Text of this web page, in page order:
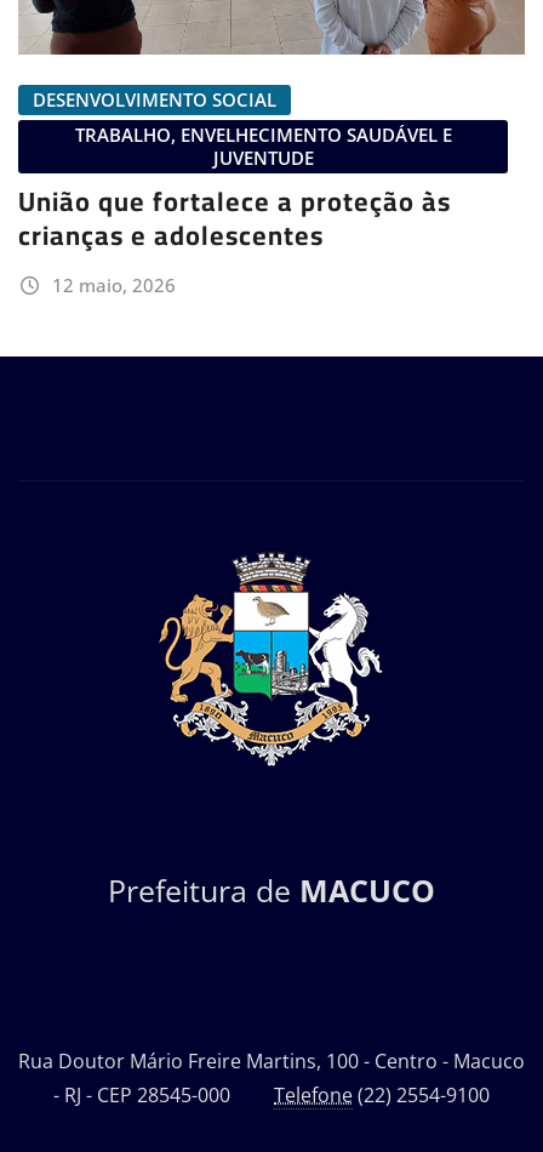
DESENVOLVIMENTO SOCIAL
TRABALHO, ENVELHECIMENTO SAUDÁVEL E
JUVENTUDE
União que fortalece a proteção às
crianças e adolescentes
12 maio, 2026
Prefeitura de MACUCO
Rua Doutor Mário Freire Martins, 100 - Centro - Macuco
- RJ - CEP 28545-000 Telefone(22) 2554-9100